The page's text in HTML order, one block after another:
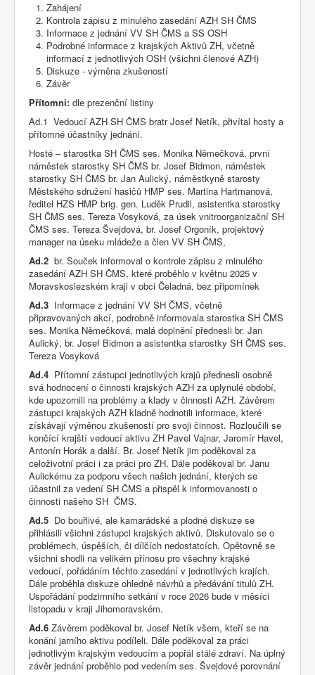
Zahájení
Kontrola zápisu z minulého zasedání AZH SH ČMS
Informace z jednání VV SH ČMS a SS OSH
Podrobné informace z krajských Aktivů ZH, včetně
informací z jednotlivých OSH (všichni členové AZH)
Diskuze - výměna zkušeností
Závěr
Přítomni: dle prezenční listiny
Ad.1 Vedoucí AZH SH ČMS bratr Josef Netík, přivítal hosty a
přítomné účastníky jednání.
Hosté – starostka SH ČMS ses. Monika Němečková, první
náměstek starostky SH ČMS br. Josef Bidmon, náměstek
starostky SH ČMS br. Jan Aulický, náměstkyně starosty
Městského sdružení hasičů HMP ses. Martina Hartmanová,
ředitel HZS HMP brig. gen. Luděk Prudil, asistentka starostky
SH ČMS ses. Tereza Vosyková, za úsek vnitroorganizační SH
ČMS ses. Tereza Švejdová, br. Josef Orgoník, projektový
manager na úseku mládeže a člen VV SH ČMS,
Ad.2 br. Souček informoval o kontrole zápisu z minulého
zasedání AZH SH ČMS, které proběhlo v květnu 2025 v
Moravskoslezském kraji v obci Čeladná, bez připomínek
Ad.3 Informace z jednání VV SH ČMS, včetně
připravovaných akcí, podrobně informovala starostka SH ČMS
ses. Monika Němečková, malá doplnění přednesli br. Jan
Aulický, br. Josef Bidmon a asistentka starostky SH ČMS ses.
Tereza Vosyková
Ad.4 Přítomní zástupci jednotlivých krajů přednesli osobně
svá hodnocení o činnosti krajských AZH za uplynulé období,
kde upozornili na problémy a klady v činnosti AZH. Závěrem
zástupci krajských AZH kladně hodnotili informace, které
získávají výměnou zkušeností pro svoji činnost. Rozloučili se
končící krajští vedoucí aktivu ZH Pavel Vajnar, Jaromír Havel,
Antonín Horák a další. Br. Josef Netík jim poděkoval za
celoživotní práci i za práci pro ZH. Dále poděkoval br. Janu
Aulickému za podporu všech našich jednání, kterých se
účastnil za vedení SH ČMS a přispěl k informovanosti o
činnosti našeho SH ČMS.
Ad.5 Do bouřlivé, ale kamarádské a plodné diskuze se
přihlásili všichni zástupci krajských aktivů. Diskutovalo se o
problémech, úspěších, či dílčích nedostatcích. Opětovně se
všichni shodli na velikém přínosu pro všechny krajské
vedoucí, pořádáním těchto zasedání v jednotlivých krajích.
Dále proběhla diskuze ohledně návrhů a předávání titulů ZH.
Uspořádání podzimního setkání v roce 2026 bude v měsíci
listopadu v kraji Jihomoravském.
Ad.6 Závěrem poděkoval br. Josef Netík všem, kteří se na
konání jarního aktivu podíleli. Dále poděkoval za práci
jednotlivým krajským vedoucím a popřál stálé zdraví. Na úplný
závěr jednání proběhlo pod vedením ses. Švejdové porovnání